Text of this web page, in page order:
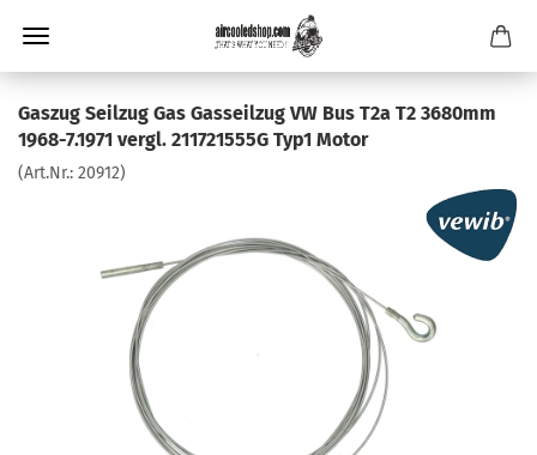
Gaszug Seilzug Gas Gasseilzug VW Bus T2a T2 3680mm
1968-7.1971 vergl. 211721555G Typ1 Motor
(Art.Nr.: 20912)